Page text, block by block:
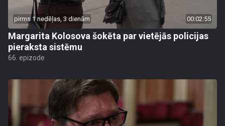
pirms 1 nedēļas, 3 dienām 00:02:55
Margarita Kolosova šokēta par vietējās policijas
pieraksta sistēmu
66. epizode